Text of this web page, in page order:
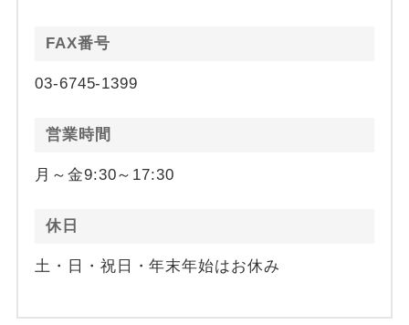
FAX番号
03-6745-1399
営業時間
月～金9:30～17:30
休日
土・日・祝日・年末年始はお休み